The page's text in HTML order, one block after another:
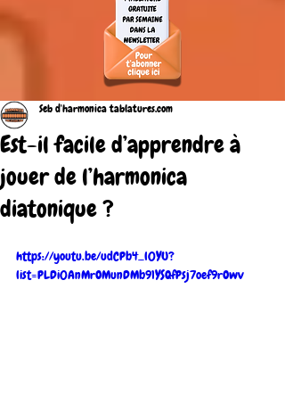
Est-il facile d’apprendre à
jouer de l’harmonica
diatonique ?
Seb d'harmonica tablatures.com
https://youtu.be/udCPb4_l0YU?
list=PLDi0AnMrOMunDMb91YSQfPsj7oef9rOwv